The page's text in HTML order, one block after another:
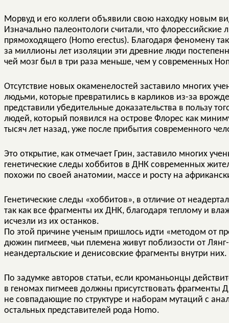
Морвуд и его коллеги объявили свою находку новым
Изначально палеонтологи считали, что
прямоходящего (Homo erectus). Благодаря феномену
за миллионы лет изоляции эти древние люди
чей мозг был в три раза меньше, чем у современных
Отсутствие новых окаменелостей заставило многих
людьми, которые превратились в карликов из-за
представили убедительные доказательства в пользу
людей, который появился на острове Флорес как
тысяч лет назад, уже после прибытия современного
Это открытие, как отмечает Грин, заставило многих
генетические следы хоббитов в ДНК современных
похожи по своей анатомии, массе и росту на
Генетические следы «хоббитов», в отличие от
так как все фрагменты их ДНК, благодаря теплому и
исчезли из их останков.
По этой причине ученым пришлось идти «методом от
дюжин пигмеев, чьи племена живут поблизости от
неандертальские и денисовские фрагменты внутри них.
По задумке авторов статьи, если кроманьонцы
в геномах пигмеев должны присутствовать фрагменты
не совпадающие по структуре и наборам мутаций с
остальных представителей рода Homo.